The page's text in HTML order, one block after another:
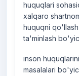
huquqlari
xalqaro
huquqni
ta'minlash
inson
masalalari